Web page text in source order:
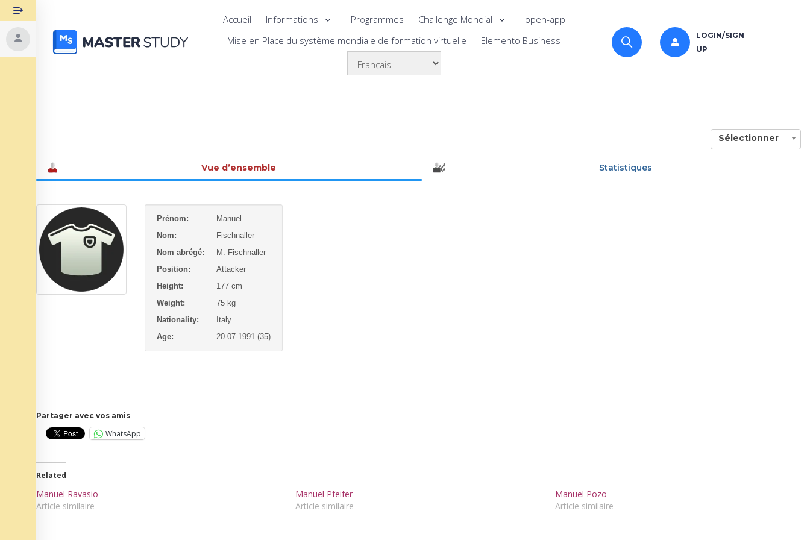
Accueil Informations Programmes Challenge Mondial
open-app
Mise en Place du système mondiale de formation virtuelle
Elemento Business
LOGIN/SIGN
UP
Sélectionner
Vue d’ensemble Statistiques
Prénom:
Manuel
Nom:
Fischnaller
Nom abrégé:
M. Fischnaller
Position:
Attacker
Height:
177 cm
Weight:
75 kg
Nationality:
Italy
Age:
20-07-1991 (35)
Partager avec vos amis
WhatsApp
Related
Manuel Ravasio
Article similaire
Manuel Pfeifer
Article similaire
Manuel Pozo
Article similaire